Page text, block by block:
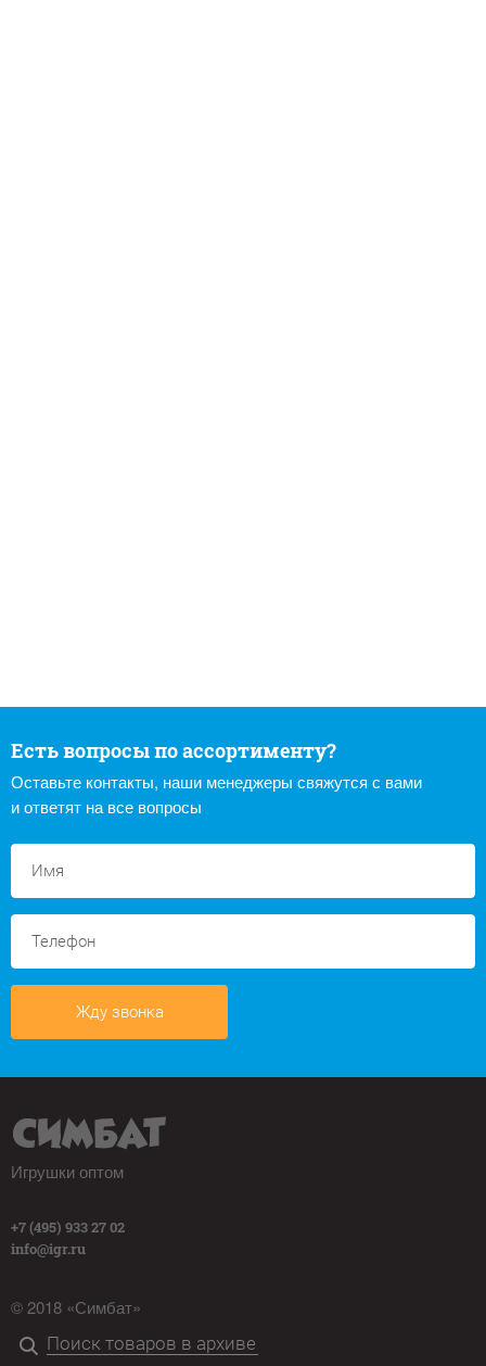
Есть вопросы по ассортименту?
Оставьте контакты, наши менеджеры свяжутся с вами
и ответят на все вопросы
Жду звонка
Игрушки оптом
+7 (495) 933 27 02
info@igr.ru
© 2018 «Симбат»